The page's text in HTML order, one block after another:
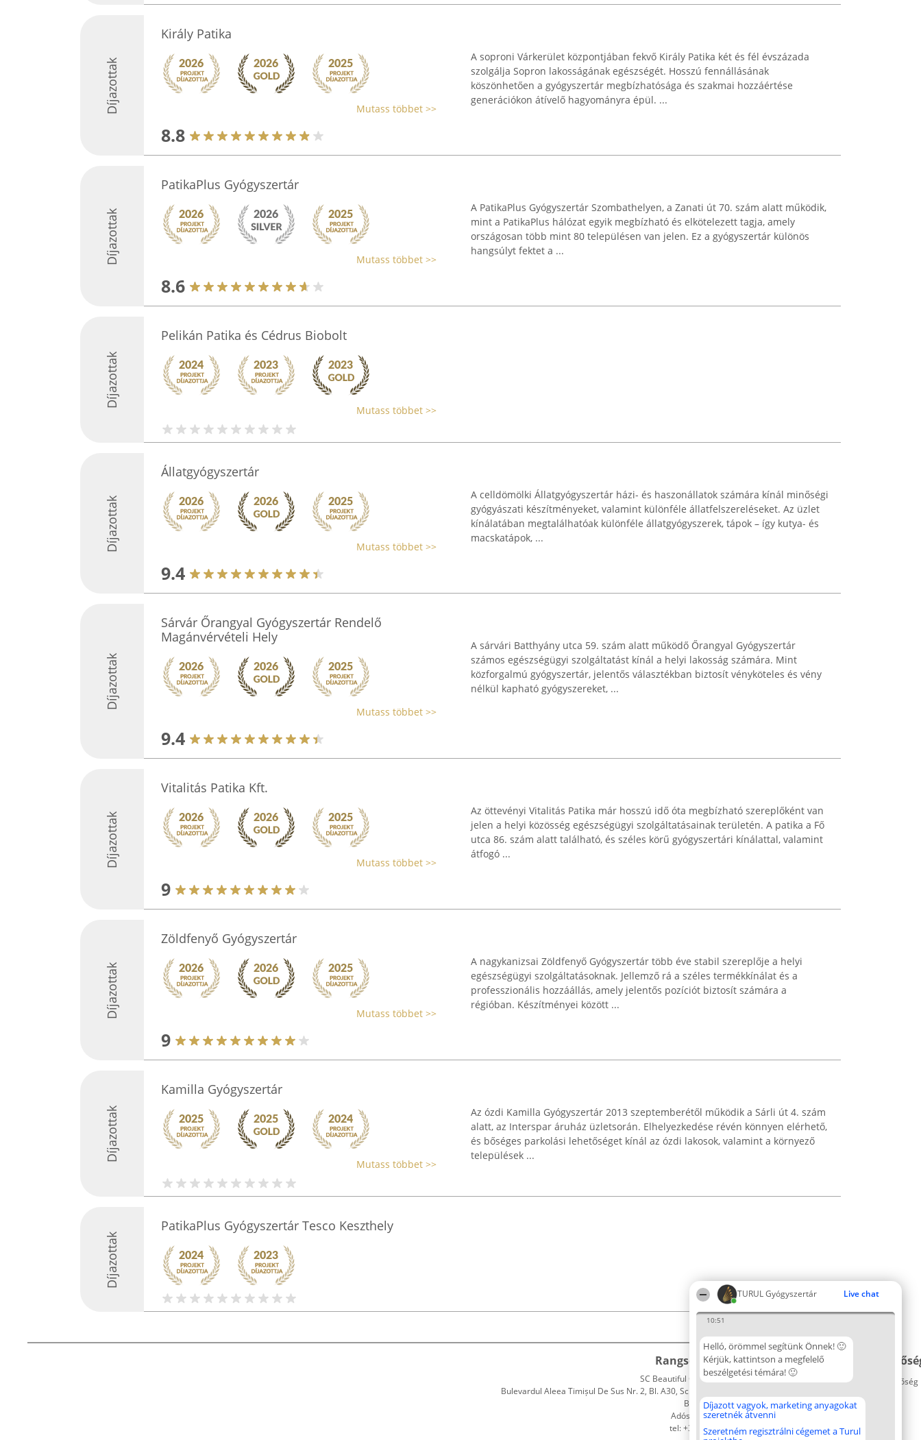
TURUL Gyógyszertár Live chat
10:51
Helló, örömmel segítünk Önnek! 🙂
Kérjük, kattintson a megfelelő
beszélgetési témára! 🙂
Díjazott vagyok, marketing anyagokat
szeretnék átvenni
Szeretném regisztrálni cégemet a Turul
Díjazottak
Király Patika
Mutass többet >>
8.8
A soproni Várkerület központjában fekvő Király Patika két és fél évszázada
szolgálja Sopron lakosságának egészségét. Hosszú fennállásának
köszönhetően a gyógyszertár megbízhatósága és szakmai hozzáértése
generációkon átívelő hagyományra épül. ...
Díjazottak
PatikaPlus Gyógyszertár
Mutass többet >>
8.6
A PatikaPlus Gyógyszertár Szombathelyen, a Zanati út 70. szám alatt működik,
mint a PatikaPlus hálózat egyik megbízható és elkötelezett tagja, amely
országosan több mint 80 településen van jelen. Ez a gyógyszertár különös
hangsúlyt fektet a ...
Díjazottak
Pelikán Patika és Cédrus Biobolt
Mutass többet >>
Díjazottak
Állatgyógyszertár
Mutass többet >>
9.4
A celldömölki Állatgyógyszertár házi- és haszonállatok számára kínál minőségi
gyógyászati készítményeket, valamint különféle állatfelszereléseket. Az üzlet
kínálatában megtalálhatóak különféle állatgyógyszerek, tápok – így kutya- és
macskatápok, ...
Díjazottak
Sárvár Őrangyal Gyógyszertár Rendelő
Magánvérvételi Hely
Mutass többet >>
9.4
A sárvári Batthyány utca 59. szám alatt működő Őrangyal Gyógyszertár
számos egészségügyi szolgáltatást kínál a helyi lakosság számára. Mint
közforgalmú gyógyszertár, jelentős választékban biztosít vényköteles és vény
nélkül kapható gyógyszereket, ...
Díjazottak
Vitalitás Patika Kft.
Mutass többet >>
9
Az öttevényi Vitalitás Patika már hosszú idő óta megbízható szereplőként van
jelen a helyi közösség egészségügyi szolgáltatásainak területén. A patika a Fő
utca 86. szám alatt található, és széles körű gyógyszertári kínálattal, valamint
átfogó ...
Díjazottak
Zöldfenyő Gyógyszertár
Mutass többet >>
9
A nagykanizsai Zöldfenyő Gyógyszertár több éve stabil szereplője a helyi
egészségügyi szolgáltatásoknak. Jellemző rá a széles termékkínálat és a
professzionális hozzáállás, amely jelentős pozíciót biztosít számára a
régióban. Készítményei között ...
Díjazottak
Kamilla Gyógyszertár
Mutass többet >>
Az ózdi Kamilla Gyógyszertár 2013 szeptemberétől működik a Sárli út 4. szám
alatt, az Interspar áruház üzletsorán. Elhelyezkedése révén könnyen elérhető,
és bőséges parkolási lehetőséget kínál az ózdi lakosok, valamint a környező
települések ...
Díjazottak
PatikaPlus Gyógyszertár Tesco Keszthely
Rangsorszervező
SC Beautiful Company S.R.L.
Bulevardul Aleea Timișul De Sus Nr. 2, Bl. A30, Sc. A, Et. 4, Ap. 13
Bukarest 53-238
Adószám 36737675
tel: +363 033 425 71
Népszavazás
Nyertesek
díjazottak
Szabályok
Elérhetőség